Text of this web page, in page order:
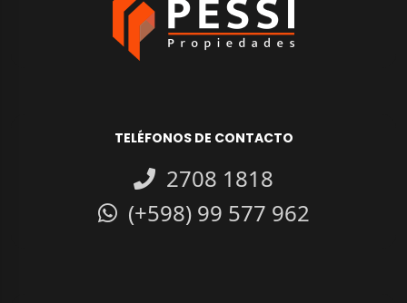
TELÉFONOS DE CONTACTO
2708 1818
(+598) 99 577 962